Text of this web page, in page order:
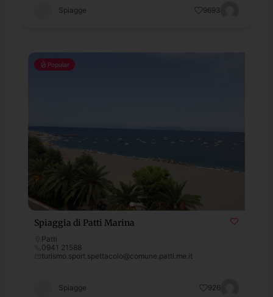
Spiagge 9693
Popular
Spiaggia di Patti Marina
Patti
0941 21588
turismo.sport.spettacolo@comune.patti.me.it
Spiagge 926